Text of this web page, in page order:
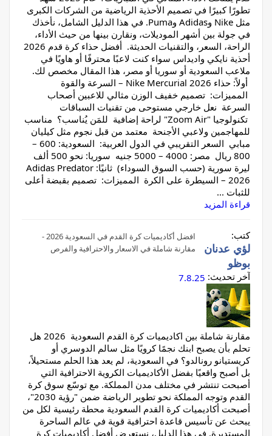
تطورًا كبيرًا في تصميم الأحذية الرياضية من الشركات الكبرى
مثل Nike وAdidas وPuma. في هذا الدليل الشامل، نأخذك
في جولة بين أشهر الموديلات، ونقارن بينها من حيث الأداء،
الراحة، السعر، والتقنيات الحديثة. أفضل حذاء كرة قدم 2026
أحذية نايكي واديداس سواء كنت لاعبًا محترفًا أو هاويًا في
ملاعب السعودية أو سوريا أو مصر، هذا المقال مخصص لك.
أولاً: حذاء Nike Mercurial 2026 – السرعة والقوة
المميزات: تصميم خفيف الوزن مثالي للاعبين أصحاب
السرعة نعل خارجي مستوحى من تقنيات السباقات
تكنولوجيا "Zoom Air" لراحة إضافية للمَن يُناسب؟ مناسب
للمهاجمين ولاعبي الأجنحة معتمد من قبل نجوم مثل كيليان
مبابي السعر التقريبي في الدول العربية: السعودية: 600 –
800 ريال مصر: 4000 – 5000 جنيه سوريا: نحو 500 ألف
ليرة سورية (حسب السوق السوداء) ثانيًا: Adidas Predator
2026 – السيطرة على الكرة المميزات: تصميم بقبضة أعلى
للثبات ...
قراءة المزيد
افضل أكاديميات كرة القدم في السعودية 2026 -
مقارنة شاملة في الاسعار والاحترافية والفرص
كتب:
لؤي عدنان
بوظو
آخر تحديث: 7.8.25
مقارنة شاملة بين اكاديميات كرة القدم السعودية 2026 هل
تحلم بأن يصبح ابنك نجمًا كرويًا مثل سالم الدوسري أو
كريستيانو رونالدو؟ في السعودية، لم يعد هذا الحلم مستحيلاً،
بل أصبح واقعيًا بفضل الأكاديميات الكروية الاحترافية التي
أصبحت تنتشر في مختلف مدن المملكة. مع توسّع سوق كرة
القدم وتوجه المملكة نحو تطوير الرياضة ضمن "رؤية 2030"،
أصبحت أكاديميات كرة القدم السعودية محطة رئيسية لكل من
يبحث عن تأسيس قاعدة احترافية قوية في عالم الساحرة
المستديرة. في هذا الدليل، نستعرض أفضل أكاديميات كرة